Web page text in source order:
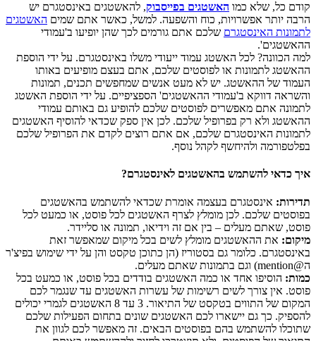
קודם כל, שלא כמו האשטגים בפייסבוק, להאשטגים באינסטגרם יש
הרבה יותר אפשרויות, כוח והשפעה. למשל, כאשר אתם שמים האשטגים
לתמונות האינסטגרם שלכם אתם גורמים לכך שהן יופיעו ב'עמודי
ההאשטגים'.
למה הכוונה? לכל האשטג עמוד ייעודי משלו באינסטגרם. על ידי הוספת
ההאשטג לתמונות או לפוסטים שלכם, אתם בעצם מופיעים באותו
העמוד של ההאשטג. יש לא מעט אנשים שמחפשים תכנים, תמונות
והשראה דווקא ב'עמודי ההאשטגים' הספציפיים. על ידי הוספת האשטג
לתמונה אתם מאפשרים לפוסטים שלכם להופיע גם באותם עמודי
ההאשטג ולא רק בפרופיל שלכם. לכן אין ספק שכדאי להוסיף האשטגים
לתמונות האינסטגרם שלכם, אם אתם רוצים לקדם את הפרופיל שלכם
בפלטפורמה ולהיחשף לקהל נוסף.
איך כדאי להשתמש בהאשטגים לאינסטגרם?
תדירות: אינסטגרם בעצמה אומרת שכדאי להשתמש בהאשטגים
בפוסטים שלכם. לכן מומלץ לצרף האשטגים לכל פוסט, או כמעט לכל
פוסט, שאתם מעלים – בין אם זה וידיאו, תמונה או סליידר.
מיקום: את ההאשטגים מומלץ לשים בכל מיקום שמאפשר זאת
באינסטגרם. כלומר גם בסטוריז (הן כתוכן טקסט והן על ידי שימוש בפיצ'ר
ה@mention) וגם בתמונות שאתם מעלים.
כמות: הוסיפו אחד או כמה האשטגים בודדים בכל פוסט, או כמעט בכל
פוסט. אין צורך לשים רשימות של עשרות האשטגים עד שנגמר לכם
המקום של התווים בטקסט של התיאור. 3 עד 8 האשטגים לגמרי יכולים
להספיק. כך גם יישארו לכם האשטגים שונים בתחום הפעילות שלכם
שתוכלו להשתמש בהם בפוסטים הבאים. זה מאפשר לכם לגוון את